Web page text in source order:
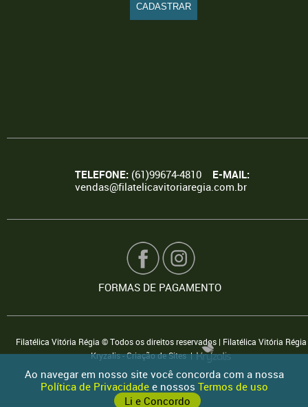
Ao navegar em nosso site você concorda com a nossa
Política de Privacidade e nossos Termos de uso
Li e Concordo
TELEFONE: (61)99674-4810
E-MAIL:
vendas@filatelicavitoriaregia.com.br
FORMAS DE PAGAMENTO
Filatélica Vitória Régia © Todos os direitos reservados | Filatélica Vitória Régia
Kryzalis - Criação de Sites |